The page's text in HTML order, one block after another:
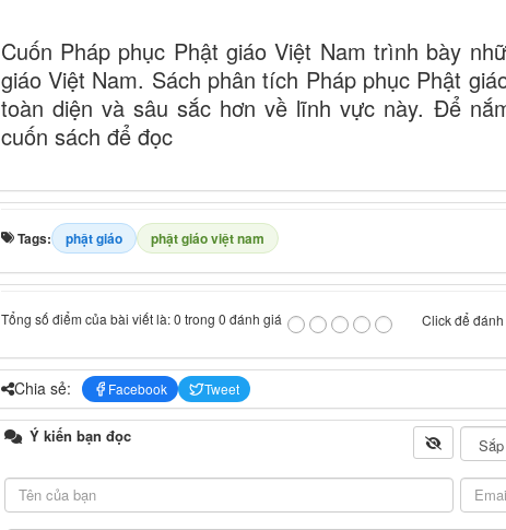
Cuốn Pháp phục Phật giáo Việt Nam trình bày
giáo Việt Nam. Sách phân tích Pháp phục Phật
toàn diện và sâu sắc hơn về lĩnh vực này. Để
cuốn sách để đọc
Tags: phật giáo phật giáo việt nam
Tổng số điểm của bài viết là: 0 trong 0 đánh giá Click để
Chia sẻ: Facebook Tweet
Ý kiến bạn đọc